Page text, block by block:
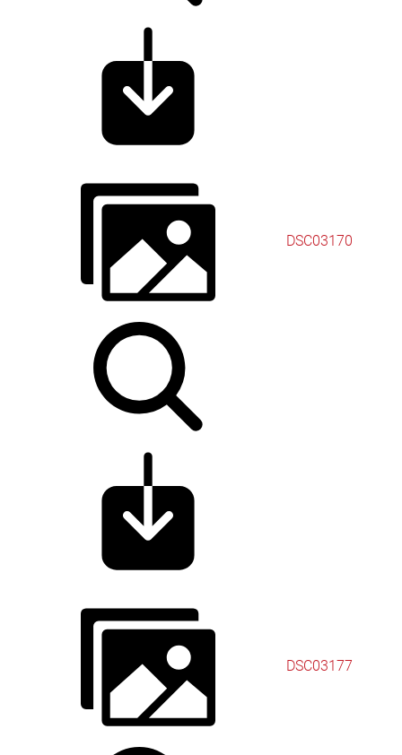
DSC03170
DSC03177